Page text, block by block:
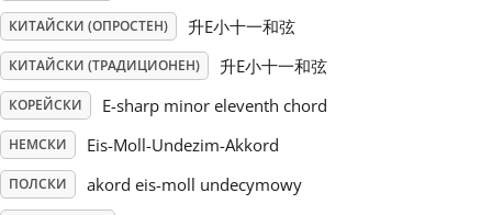
简体中文
繁體中文
КИТАЙСКИ (ОПРОСТЕН) 升E小十一和弦
КИТАЙСКИ (ТРАДИЦИОНЕН) 升E小十一和弦
КОРЕЙСКИ E-sharp minor eleventh chord
НЕМСКИ Eis-Moll-Undezim-Akkord
ПОЛСКИ akord eis-moll undecymowy